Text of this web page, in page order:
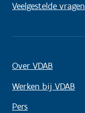
Veelgestelde vragen
Over VDAB
Werken bij VDAB
Pers